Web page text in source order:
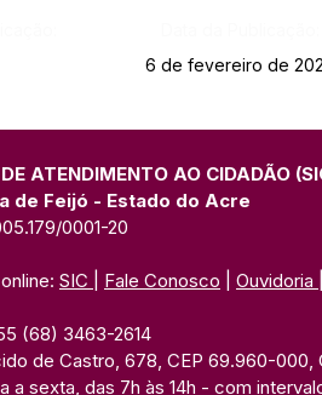
6 de fevereiro de
ATENDIMENTO AO CIDADÃO
de Feijó - Estado do Acre
0001-20
SIC Fale Conosco Ouvidoria
(68) 3463-2614
de Castro, 678, CEP 69.960-000,
a sexta, das 7h às 14h - com